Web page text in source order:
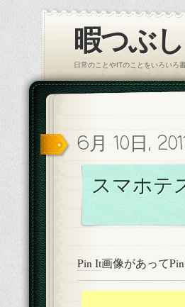
暇つぶ
日常のことやITのことをいろいろ
6月 10日,
スマホテ
Pin It画像があって